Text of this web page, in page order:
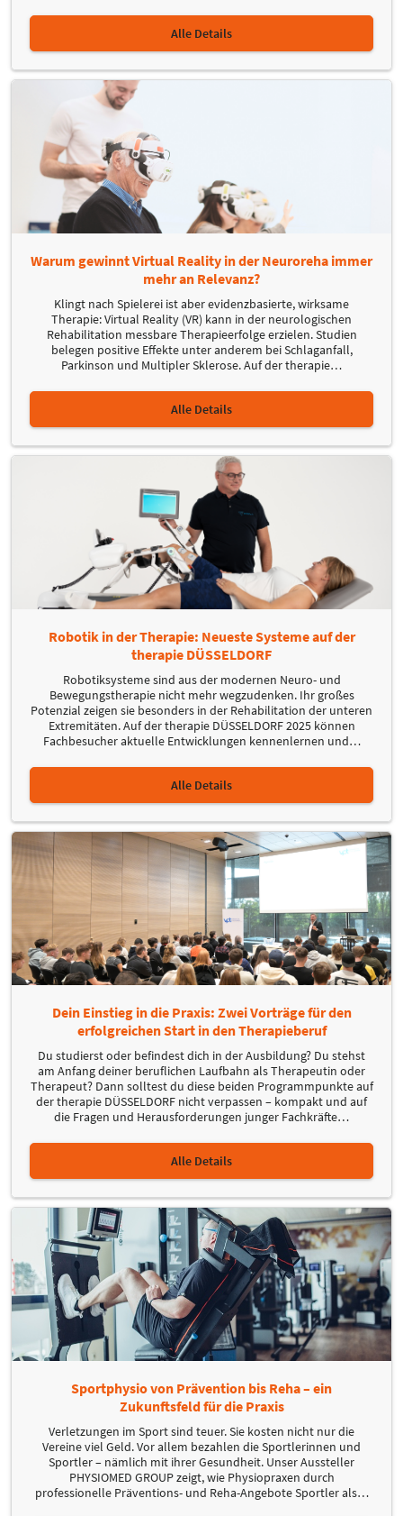
Alle Details
Warum gewinnt Virtual Reality in der Neuroreha immer
mehr an Relevanz?
Klingt nach Spielerei ist aber evidenzbasierte, wirksame
Therapie: Virtual Reality (VR) kann in der neurologischen
Rehabilitation messbare Therapieerfolge erzielen. Studien
belegen positive Effekte unter anderem bei Schlaganfall,
Parkinson und Multipler Sklerose. Auf der therapie…
Alle Details
Robotik in der Therapie: Neueste Systeme auf der
therapie DÜSSELDORF
Robotiksysteme sind aus der modernen Neuro- und
Bewegungstherapie nicht mehr wegzudenken. Ihr großes
Potenzial zeigen sie besonders in der Rehabilitation der unteren
Extremitäten. Auf der therapie DÜSSELDORF 2025 können
Fachbesucher aktuelle Entwicklungen kennenlernen und…
Alle Details
Dein Einstieg in die Praxis: Zwei Vorträge für den
erfolgreichen Start in den Therapieberuf
Du studierst oder befindest dich in der Ausbildung? Du stehst
am Anfang deiner beruflichen Laufbahn als Therapeutin oder
Therapeut? Dann solltest du diese beiden Programmpunkte auf
der therapie DÜSSELDORF nicht verpassen – kompakt und auf
die Fragen und Herausforderungen junger Fachkräfte…
Alle Details
Sportphysio von Prävention bis Reha – ein
Zukunftsfeld für die Praxis
Verletzungen im Sport sind teuer. Sie kosten nicht nur die
Vereine viel Geld. Vor allem bezahlen die Sportlerinnen und
Sportler – nämlich mit ihrer Gesundheit. Unser Aussteller
PHYSIOMED GROUP zeigt, wie Physiopraxen durch
professionelle Präventions- und Reha-Angebote Sportler als…